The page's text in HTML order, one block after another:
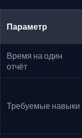
Параметр
Время на один
отчёт
Требуемые навыки